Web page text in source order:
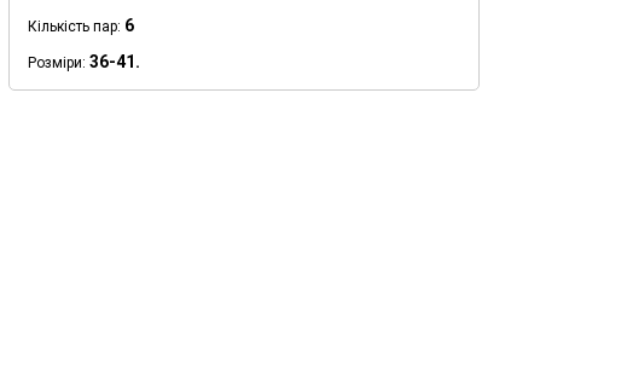
Кількість пар: 6
Розміри: 36-41.